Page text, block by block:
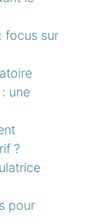
focus sur
une
?
pour